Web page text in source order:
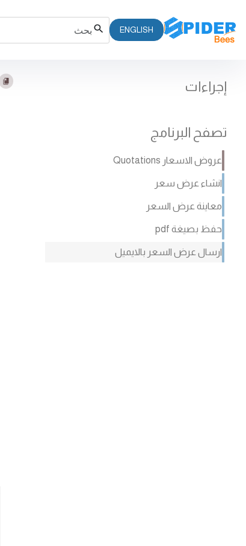
ENGLISH
تصفح البرنامج
عروض الاسعار Quotations
انشاء عرض سعر
معاينة عرض السعر
حفظ بصيغة pdf
ارسال عرض السعر بالايميل
إجراءات